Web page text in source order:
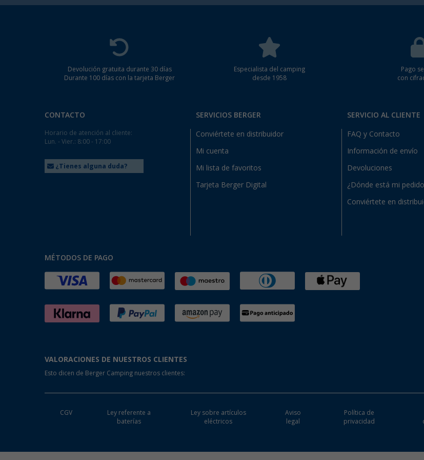
Devolución gratuita durante 30 días
Durante 100 días con la tarjeta Berger
Especialista del camping
desde 1958
Pago
con
CONTACTO
Horario de atención al cliente:
Lun. - Vier.: 8:00 - 17:00
¿Tienes alguna duda?
SERVICIOS BERGER
Conviértete en distribuidor
Mi cuenta
Mi lista de favoritos
Tarjeta Berger Digital
SERVICIO AL CLIENTE
FAQ y Contacto
Información de envío
Devoluciones
¿Dónde está mi
Conviértete en
MÉTODOS DE PAGO
VALORACIONES DE NUESTROS CLIENTES
Esto dicen de Berger Camping nuestros clientes:
CGV
Ley referente a
baterías
Ley sobre artículos
eléctricos
Aviso
legal
Política de
privacidad